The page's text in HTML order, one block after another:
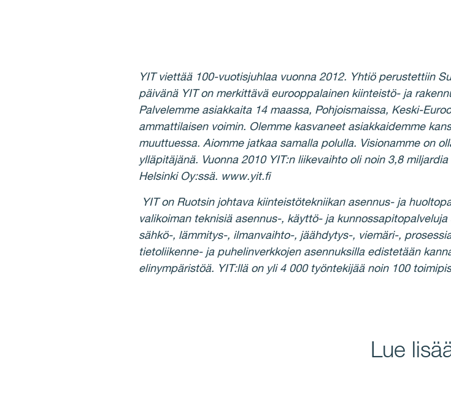
YIT viettää 100-vuotisjuhlaa vuonna 2012. Yhtiö perustettiin
päivänä YIT on merkittävä eurooppalainen kiinteistö- ja
Palvelemme asiakkaita 14 maassa, Pohjoismaissa, Keski-
ammattilaisen voimin. Olemme kasvaneet asiakkaidemme
muuttuessa. Aiomme jatkaa samalla polulla. Visionamme on
ylläpitäjänä. Vuonna 2010 YIT:n liikevaihto oli noin 3,8
Helsinki Oy:ssä. www.yit.fi
YIT on Ruotsin johtava kiinteistötekniikan asennus- ja
valikoiman teknisiä asennus-, käyttö- ja
sähkö-, lämmitys-, ilmanvaihto-, jäähdytys-, viemäri-,
tietoliikenne- ja puhelinverkkojen asennuksilla edistetään
elinympäristöä. YIT:llä on yli 4 000 työntekijää noin 100
Lue